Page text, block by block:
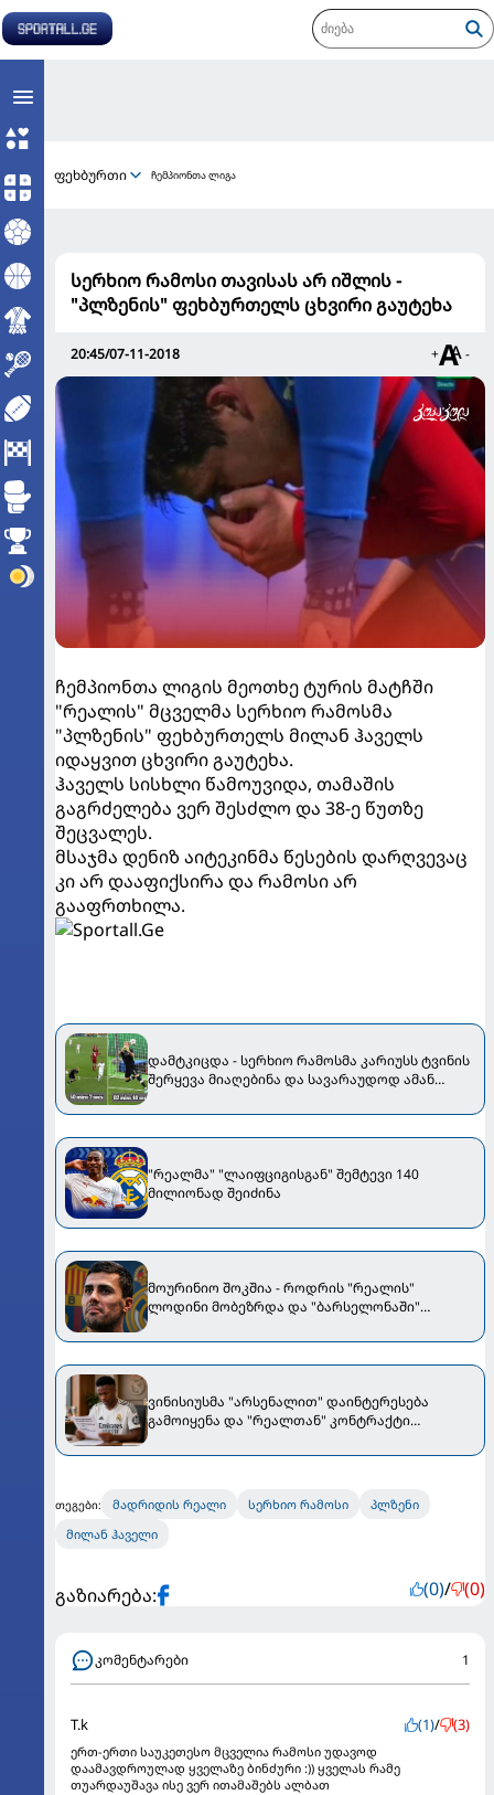
ფეხბურთი ჩემპიონთა ლიგა
სერხიო რამოსი თავისას არ იშლის -
"პლზენის" ფეხბურთელს ცხვირი გაუტეხა
20:45/07-11-2018 + -
ჩემპიონთა ლიგის მეოთხე ტურის მატჩში
"რეალის" მცველმა სერხიო რამოსმა
"პლზენის" ფეხბურთელს მილან ჰაველს
იდაყვით ცხვირი გაუტეხა.
ჰაველს სისხლი წამოუვიდა, თამაშის
გაგრძელება ვერ შესძლო და 38-ე წუთზე
შეცვალეს.
მსაჯმა დენიზ აიტეკინმა წესების დარღვევაც
კი არ დააფიქსირა და რამოსი არ
გააფრთხილა.
დამტკიცდა - სერხიო რამოსმა კარიუსს ტვინის
შერყევა მიაღებინა და სავარაუდოდ ამან
"რეალმა" "ლაიფციგისგან" შემტევი 140
მილიონად შეიძინა
მოურინიო შოკშია - როდრის "რეალის"
ლოდინი მობეზრდა და "ბარსელონაში"
ვინისიუსმა "არსენალით" დაინტერესება
გამოიყენა და "რეალთან" კონტრაქტი
თეგები: მადრიდის რეალი სერხიო რამოსი
პლზენი
მილან ჰაველი
გაზიარება: (0)/ (0)
კომენტარები 1
T.k (1)/ (3)
ერთ-ერთი საუკეთესო მცველია რამოსი უდავოდ
დაამავდროულად ყველაზე ბინძური :)) ყველას რამე
თუარდაუშავა ისე ვერ ითამაშებს ალბათ